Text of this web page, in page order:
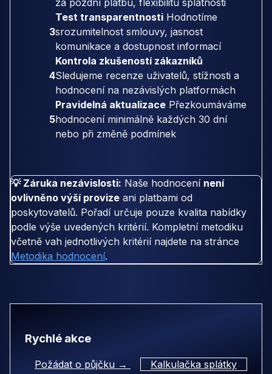
3
Test transparentnosti Hodnotíme
srozumitelnost smlouvy, jasnost
komunikace a dostupnost informací
4
Kontrola zkušeností zákazníků
Sledujeme recenze uživatelů, stížnosti a
hodnocení na nezávislých platformách
5
Pravidelná aktualizace Přezkoumáváme
hodnocení minimálně každých 30 dní
nebo při změně podmínek
💡 Záruka nezávislosti: Naše hodnocení není
ovlivněno výší provize ani platbami od
poskytovatelů. Pořadí určuje pouze kvalita nabídky
podle výše uvedených kritérií. Kompletní metodiku
včetně vah jednotlivých kritérií najdete na stránce
Metodika hodnocení.
Rychlé akce
Požádat o půjčku → Kalkulačka splátky